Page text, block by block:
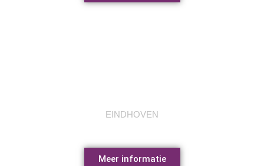
EINDHOVEN
Meer informatie